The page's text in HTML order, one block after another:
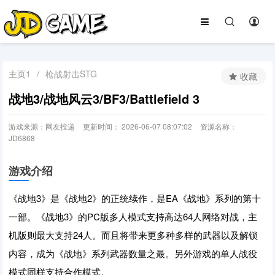
主页1 / 枪战射击STG
战地3/战地风云3/BF3/Battlefield 3
游戏来源：网友投递 更新时间： 2026-06-07 08:07:02
资源名称：
JD6868
收藏
游戏介绍
《战地3》是《战地2》的正统续作，是EA《战地》系列的第十
一部。《战地3》的PC版多人模式支持高达64人网络对战，主
机版则最大支持24人。而且将带来更多种多样的武器以及解锁
内容，成为《战地》系列武器数量之最。另外游戏的单人战役
模式同样支持合作模式。